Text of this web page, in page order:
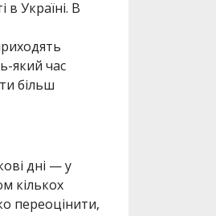
в Україні. В
який час
більш
дні — у
кількох
переоцінити,